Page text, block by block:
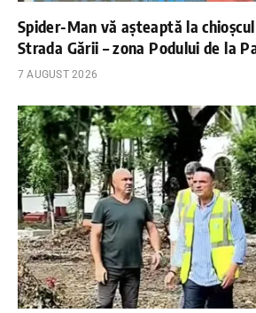
Spider-Man vă așteaptă la
Strada Gării – zona Podului de la
7 AUGUST 2026